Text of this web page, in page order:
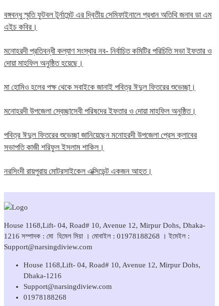
বঙ্গবন্ধু স্মৃতি ফুটবল টুর্নামেন্ট এর দ্বিতীয় সেমিফাইনালে প্রধান অতিথি জনাব ডা এম
এইচ কবির।
মনোহরদী প্রতিবন্ধী কল্যাণ সংস্থার নব- নির্বাচিত কমিটির পরিচিতি সভা ইফতার ও
দোয়া মাহফিল অনুষ্ঠিত হয়েছে।
মা হোমিও হলের পক্ষ থেকে সবাইকে জানাই পবিত্র ঈদুল ফিতরের শুভেচ্ছা।
মনোহরদী উপজেলা স্বেচ্ছাসেবী পরিষদের ইফতার ও দোয়া মাহফিল অনুষ্ঠিত।
পবিত্র ঈদুল ফিতরের শুভেচ্ছা জানিয়েছেন মনোহরদী উপজেলা প্রেস ক্লাবের
সভাপতি কাজী শরিফুল ইসলাম শাকিল।
নরসিংদী রায়পুরায় মোটরসাইকেল এক্সিডেন্ট একজন আহত।
House 1168,Lift- 04, Road# 10, Avenue 12, Mirpur Dohs, Dhaka-
1216 সম্পাদক : মো হিমেল মিয়া । মোবাইল : 01978188268 । ইমেইল :
Support@narsingdiview.com
House 1168,Lift- 04, Road# 10, Avenue 12, Mirpur Dohs,
Dhaka-1216
Support@narsingdiview.com
01978188268